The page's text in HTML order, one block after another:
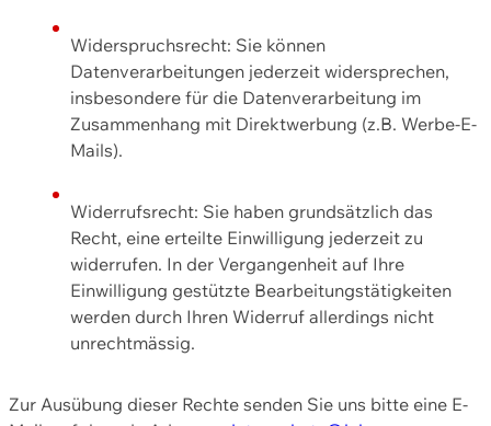
Widerspruchsrecht: Sie können
Datenverarbeitungen jederzeit widersprechen,
insbesondere für die Datenverarbeitung im
Zusammenhang mit Direktwerbung (z.B. Werbe-E-
Mails).
Widerrufsrecht: Sie haben grundsätzlich das
Recht, eine erteilte Einwilligung jederzeit zu
widerrufen. In der Vergangenheit auf Ihre
Einwilligung gestützte Bearbeitungstätigkeiten
werden durch Ihren Widerruf allerdings nicht
unrechtmässig.
Zur Ausübung dieser Rechte senden Sie uns bitte eine E-